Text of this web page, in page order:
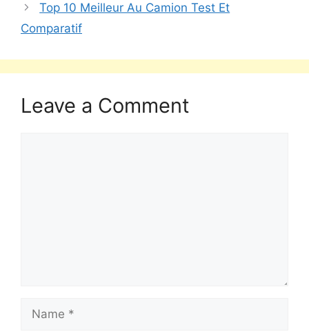
Top 10 Meilleur Au Camion Test Et
Comparatif
Leave a Comment